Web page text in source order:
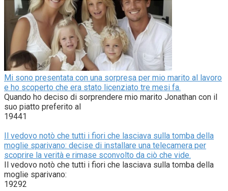
Mi sono presentata con una sorpresa per mio marito al lavoro
e ho scoperto che era stato licenziato tre mesi fa.
Quando ho deciso di sorprendere mio marito Jonathan con il
suo piatto preferito al
19441
Il vedovo notò che tutti i fiori che lasciava sulla tomba della
moglie sparivano: decise di installare una telecamera per
scoprire la verità e rimase sconvolto da ciò che vide.
Il vedovo notò che tutti i fiori che lasciava sulla tomba della
moglie sparivano:
19292